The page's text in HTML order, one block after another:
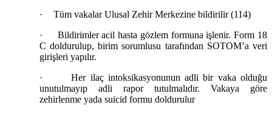
·
Tüm vakalar Ulusal Zehir Merkezine bildirilir (114)
·
Bildirimler acil hasta gözlem formuna işlenir. Form 18
C doldurulup, birim sorumlusu tarafından SOTOM’a veri
girişleri yapılır.
·
Her ilaç intoksikasyonunun adli bir vaka olduğu
unutulmayıp adli rapor tutulmalıdır. Vakaya göre
zehirlenme yada suicid formu doldurulur